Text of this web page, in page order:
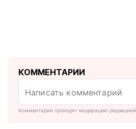
КОММЕНТАРИИ
Комментарии проходят модерацию редакцией